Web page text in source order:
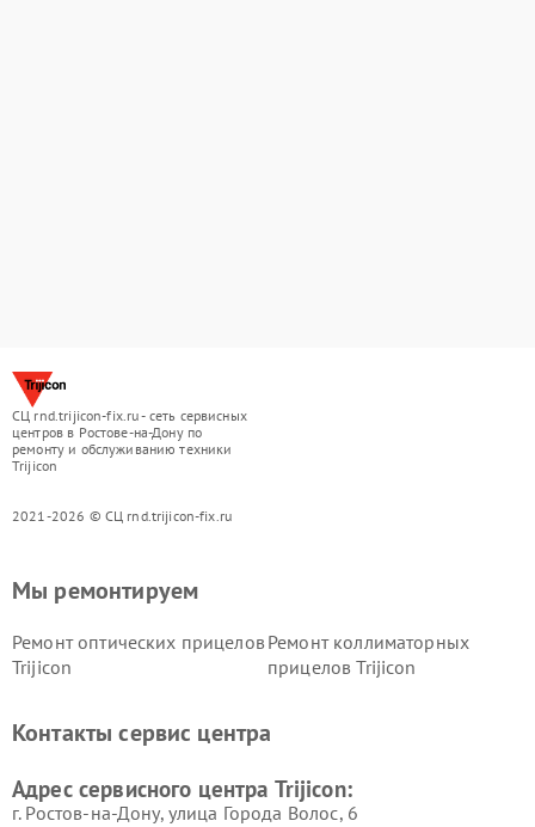
СЦ rnd.trijicon-fix.ru - сеть сервисных
центров в Ростове-на-Дону по
ремонту и обслуживанию техники
Trijicon
2021-2026 © СЦ rnd.trijicon-fix.ru
Мы ремонтируем
Ремонт оптических прицелов
Trijicon
Ремонт коллиматорных
прицелов Trijicon
Контакты сервис центра
Адрес сервисного центра Trijicon:
г. Ростов-на-Дону, улица Города Волос, 6